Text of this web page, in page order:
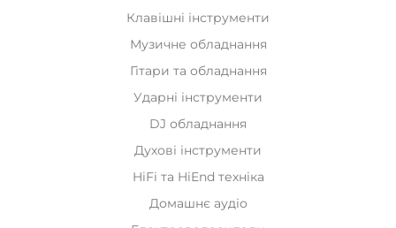
Клавішні інструменти
Музичне обладнання
Гітари та обладнання
Ударні інструменти
DJ обладнання
Духові інструменти
HiFi та HiEnd техніка
Домашнє аудіо